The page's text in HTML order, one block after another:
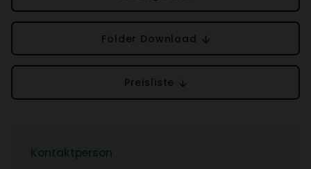
Folder Down­load
Preis­liste
Kontakt­person